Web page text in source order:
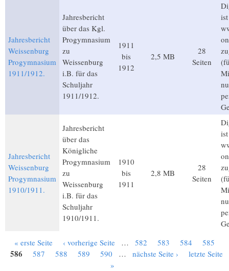
Jahresbericht
Weissenburg
Progymnasium
1911/1912.
Jahresbericht
über das Kgl.
Progymnasium
zu
Weissenburg
i.B. für das
Schuljahr
1911/1912.
1911
bis
1912
2,5 MB
28
Seiten
Jahresbericht
Weissenburg
Progymnasium
1910/1911.
Jahresbericht
über das
Königliche
Progymnasium
zu
Weissenburg
i.B. für das
Schuljahr
1910/1911.
1910
bis
1911
2,8 MB
28
Seiten
Seiten
« erste Seite ‹ vorherige Seite … 582 583 584 585
586 587 588 589 590 … nächste Seite ›
letzte Seite
»